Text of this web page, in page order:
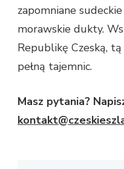
zapomniane
morawskie dukty.
Republikę Czeską,
pełną tajemnic.
Masz pytania?